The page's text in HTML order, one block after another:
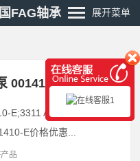
FAG轴承 展开菜单
001410-E
E;3311 A优势供应;3311
E价格优惠...
品